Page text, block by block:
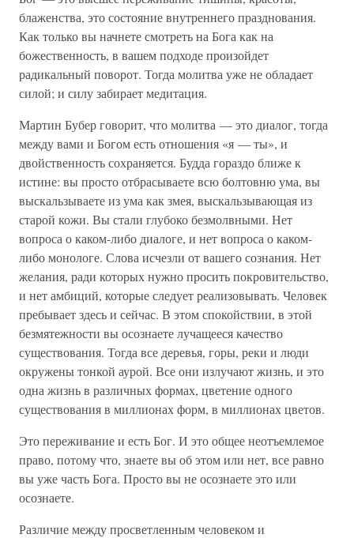
блаженства, это состояние внутреннего празднования.
Как только вы начнете смотреть на Бога как на
божественность, в вашем подходе произойдет
радикальный поворот. Тогда молитва уже не обладает
силой; и силу забирает медитация.
Мартин Бубер говорит, что молитва — это диалог, тогда
между вами и Богом есть отношения «я — ты», и
двойственность сохраняется. Будда гораздо ближе к
истине: вы просто отбрасываете всю болтовню ума, вы
выскальзываете из ума как змея, выскальзывающая из
старой кожи. Вы стали глубоко безмолвными. Нет
вопроса о каком-либо диалоге, и нет вопроса о каком-
либо монологе. Слова исчезли от вашего сознания. Нет
желания, ради которых нужно просить покровительство,
и нет амбиций, которые следует реализовывать. Человек
пребывает здесь и сейчас. В этом спокойствии, в этой
безмятежности вы осознаете лучащееся качество
существования. Тогда все деревья, горы, реки и люди
окружены тонкой аурой. Все они излучают жизнь, и это
одна жизнь в различных формах, цветение одного
существования в миллионах форм, в миллионах цветов.
Это переживание и есть Бог. И это общее неотъемлемое
право, потому что, знаете вы об этом или нет, все равно
вы уже часть Бога. Просто вы не осознаете это или
осознаете.
Различие между просветленным человеком и